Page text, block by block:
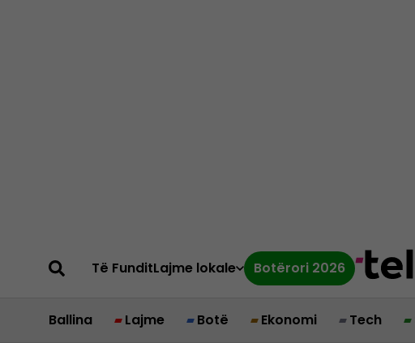
Të FunditLajme lokale Botërori 2026
Ballina Lajme Botë Ekonomi Tech